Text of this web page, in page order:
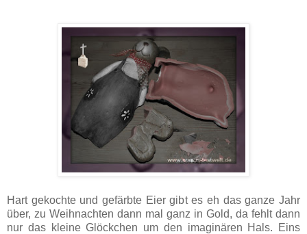
Hart gekochte und gefärbte Eier gibt es eh das ganze Jahr
über, zu Weihnachten dann mal ganz in Gold, da fehlt dann
nur das kleine Glöckchen um den imaginären Hals. Eins